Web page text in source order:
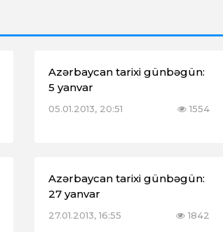
Azərbaycan tarixi günbəgün:
5 yanvar
05.01.2013, 20:51 1554
Azərbaycan tarixi günbəgün:
27 yanvar
27.01.2013, 16:55 1842